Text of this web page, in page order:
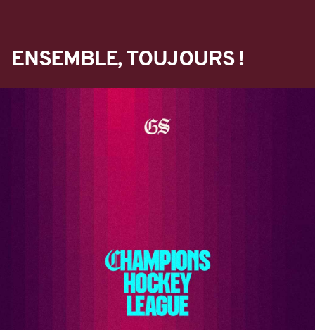
ENSEMBLE, TOUJOURS !